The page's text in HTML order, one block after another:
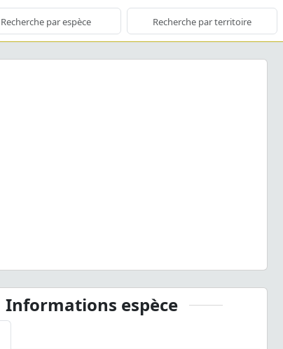
Informations espèce